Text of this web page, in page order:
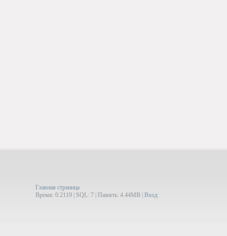
Главная страница
Время: 0.2119 | SQL: 7 | Память: 4.44MB Вход